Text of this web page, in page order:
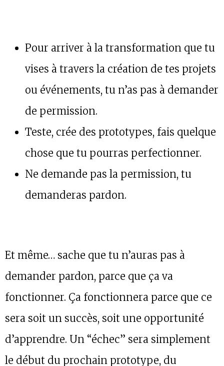
Pour arriver à la transformation que tu
vises à travers la création de tes projets
ou événements, tu n’as pas à demander
de permission.
Teste, crée des prototypes, fais quelque
chose que tu pourras perfectionner.
Ne demande pas la permission, tu
demanderas pardon.
Et même… sache que tu n’auras pas à
demander pardon, parce que ça va
fonctionner. Ça fonctionnera parce que ce
sera soit un succès, soit une opportunité
d’apprendre. Un “échec” sera simplement
le début du prochain prototype, du